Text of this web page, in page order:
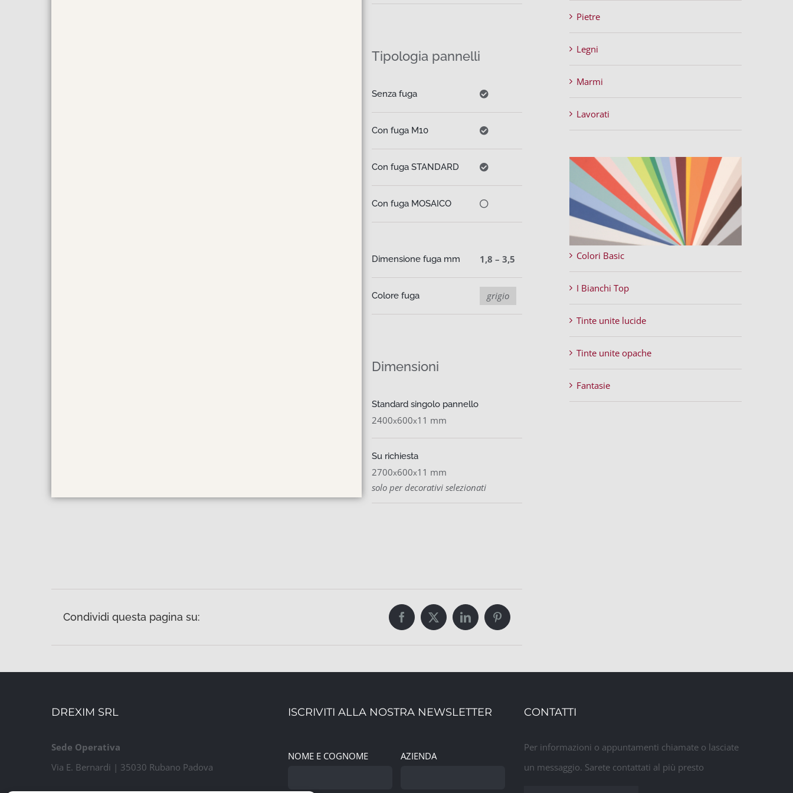
Tipologia pannelli
Senza fuga
Con fuga M10
Con fuga STANDARD
Con fuga MOSAICO
Dimensione fuga mm 1,8 – 3,5
Colore fuga grigio
Dimensioni
Standard singolo pannello
2400x600x11 mm
Su richiesta
2700x600x11 mm
solo per decorativi selezionati
Condividi questa pagina su: FacebookTwitterLinkedInPinterest
Pietre
Legni
Marmi
Lavorati
Colori Basic
I Bianchi Top
Tinte unite lucide
Tinte unite opache
Fantasie
DREXIM SRL
Sede Operativa
Via E. Bernardi | 35030 Rubano Padova
ISCRIVITI ALLA NOSTRA NEWSLETTER
NOME E COGNOME AZIENDA
CONTATTI
Per informazioni o appuntamenti chiamate o lasciate
un messaggio. Sarete contattati al più presto